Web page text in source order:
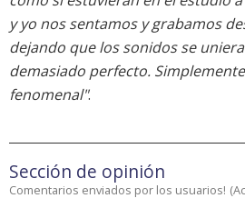
y yo nos sentamos y grabamos
dejando que los sonidos se
demasiado perfecto.
fenomenal".
Sección de opinión
Comentarios enviados por los usuarios! (